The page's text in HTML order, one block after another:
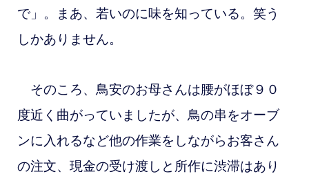
で」。まあ、若いのに味を知っている。笑う
しかありません。
そのころ、鳥安のお母さんは腰がほぼ９０
度近く曲がっていましたが、鳥の串をオーブ
ンに入れるなど他の作業をしながらお客さん
の注文、現金の受け渡しと所作に渋滞はあり